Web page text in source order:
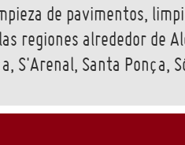
de pavimentos,
regiones alrededor de
S'Arenal, Santa Ponça,